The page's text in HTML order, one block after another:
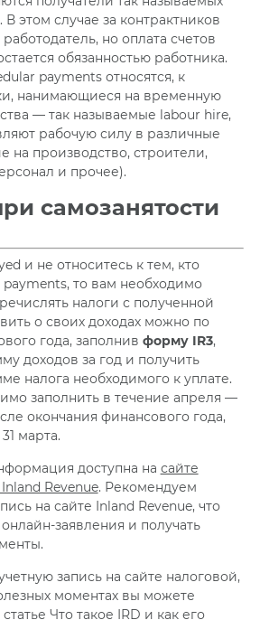
этом случае за контрактников
но оплата счетов
обязанностью работника.
payments относятся, к
нанимающиеся на временную
— так называемые labour hire,
рабочую силу в различные
на производство, строители,
и прочее).
самозанятости
и не относитесь к тем, кто
payments, то вам необходимо
налоги с полученной
о своих доходах можно по
года, заполнив форму IR3,
доходов за год и получить
налога необходимого к уплате.
заполнить в течение апреля —
окончания финансового года,
марта.
доступна на сайте
Revenue. Рекомендуем
на сайте Inland Revenue, что
заявления и получать
запись на сайте налоговой,
моментах вы можете
Что такое IRD и как его